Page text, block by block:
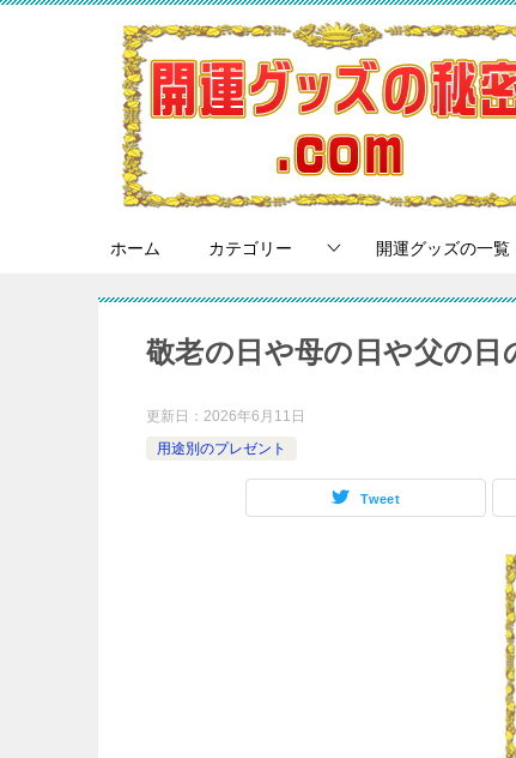
ホーム カテゴリー 開運グッズの一覧
敬老の日や母の日や父の
更新日： 2026年6月11日
用途別のプレゼント
Tweet